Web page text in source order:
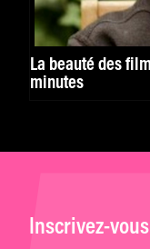
La beauté des
minutes
Inscrivez-